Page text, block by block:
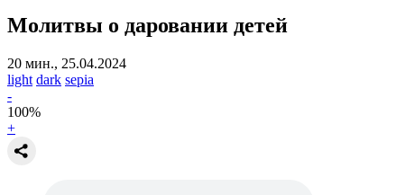
Молитвы о даровании детей
20 мин., 25.04.2024
light dark sepia
-
100%
+